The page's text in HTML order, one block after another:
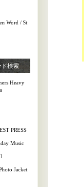
Word / St
検索
Heavy
PRESS
Music
Jacket